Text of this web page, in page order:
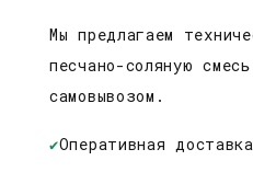
Мы предлагаем
песчано-соляную
самовывозом.
✔Оперативная